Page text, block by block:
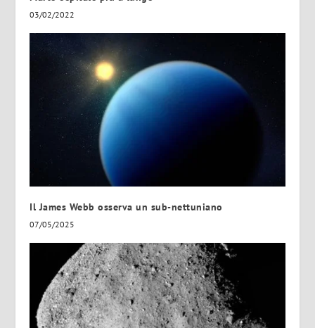
03/02/2022
Il James Webb osserva un sub-nettuniano
07/05/2025